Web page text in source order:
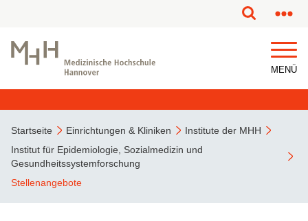
MENÜ
Startseite Einrichtungen & Kliniken
Institute der MHH
Institut für Epidemiologie, Sozialmedizin und
Gesundheitssystemforschung
Stellenangebote